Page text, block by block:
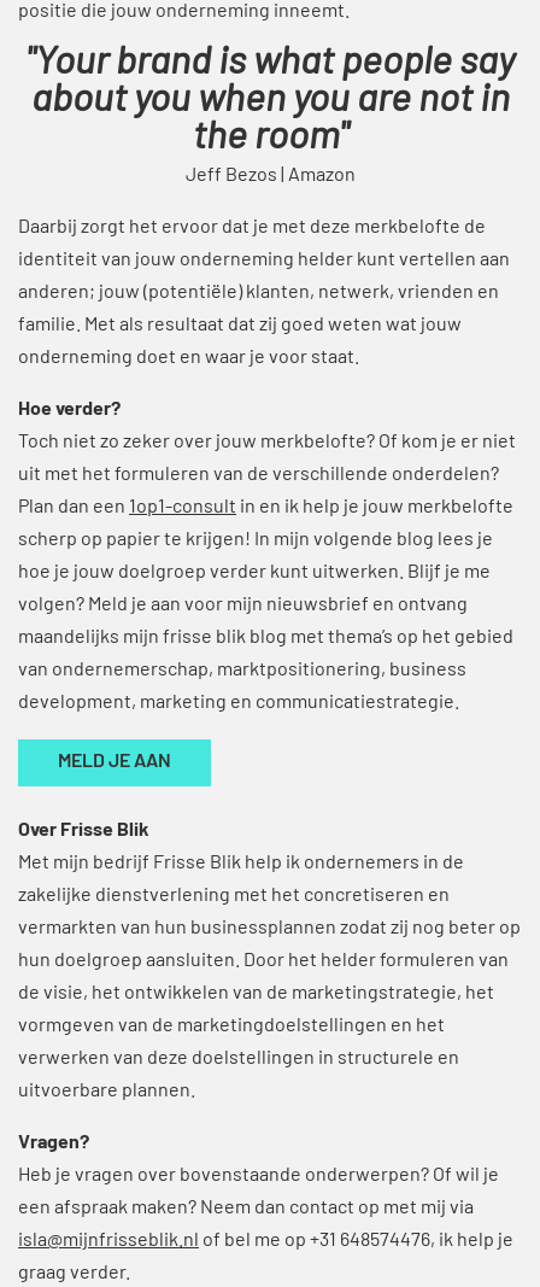
positie die jouw onderneming inneemt.
"Your brand is what people say
about you when you are not in
the room"
Jeff Bezos | Amazon
Daarbij zorgt het ervoor dat je met deze merkbelofte de
identiteit van jouw onderneming helder kunt vertellen aan
anderen; jouw (potentiële) klanten, netwerk, vrienden en
familie. Met als resultaat dat zij goed weten wat jouw
onderneming doet en waar je voor staat.
Hoe verder?
Toch niet zo zeker over jouw merkbelofte? Of kom je er niet
uit met het formuleren van de verschillende onderdelen?
Plan dan een 1op1-consult in en ik help je jouw merkbelofte
scherp op papier te krijgen! In mijn volgende blog lees je
hoe je jouw doelgroep verder kunt uitwerken. Blijf je me
volgen? Meld je aan voor mijn nieuwsbrief en ontvang
maandelijks mijn frisse blik blog met thema’s op het gebied
van ondernemerschap, marktpositionering, business
development, marketing en communicatiestrategie.
MELD JE AAN
Over Frisse Blik
Met mijn bedrijf Frisse Blik help ik ondernemers in de
zakelijke dienstverlening met het concretiseren en
vermarkten van hun businessplannen zodat zij nog beter op
hun doelgroep aansluiten. Door het helder formuleren van
de visie, het ontwikkelen van de marketingstrategie, het
vormgeven van de marketingdoelstellingen en het
verwerken van deze doelstellingen in structurele en
uitvoerbare plannen.
Vragen?
Heb je vragen over bovenstaande onderwerpen? Of wil je
een afspraak maken? Neem dan contact op met mij via
isla@mijnfrisseblik.nl of bel me op +31 648574476, ik help je
graag verder.